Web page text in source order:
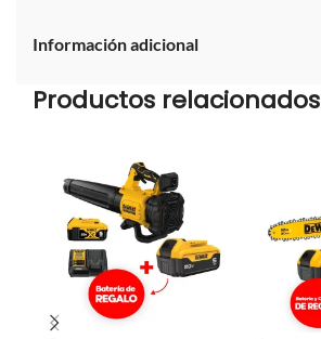
Información adicional
Productos relacionados